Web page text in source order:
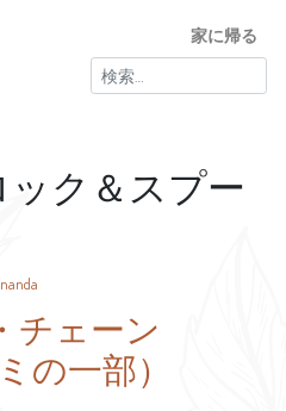
検
索:
家に帰る
ク＆スプー
チェーン
の一部）